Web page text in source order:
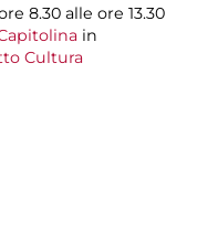
8.30 alle ore 13.30
in
Cultura